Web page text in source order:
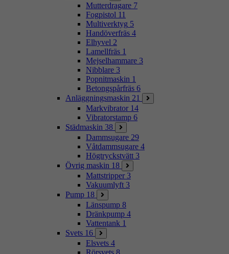
Mutterdragare 7
Fogpistol 11
Multiverktyg 5
Handöverfräs 4
Elhyvel 2
Lamellfräs 1
Mejselhammare 3
Nibblare 3
Popnitmaskin 1
Betongspårfräs 6
Anläggningsmaskin 21
Markvibrator 14
Vibratorstamp 6
Städmaskin 38
Dammsugare 29
Våtdammsugare 4
Högtryckstvätt 3
Övrig maskin 18
Mattstripper 3
Vakuumlyft 3
Pump 18
Länspump 8
Dränkpump 4
Vattentank 1
Svets 16
Elsvets 4
Rörsvets 8